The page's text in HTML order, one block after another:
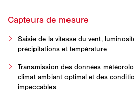
Saisie de la vitesse du vent,
précipitations et température
Transmission des données
climat ambiant optimal et des
impeccables